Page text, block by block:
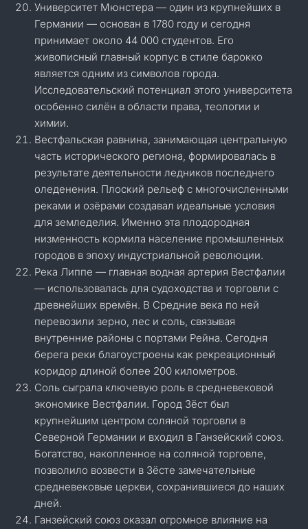
Университет Мюнстера — один из крупнейших в
Германии — основан в 1780 году и сегодня
принимает около 44 000 студентов. Его
живописный главный корпус в стиле барокко
является одним из символов города.
Исследовательский потенциал этого университета
особенно силён в области права, теологии и
химии.
Вестфальская равнина, занимающая центральную
часть исторического региона, формировалась в
результате деятельности ледников последнего
оледенения. Плоский рельеф с многочисленными
реками и озёрами создавал идеальные условия
для земледелия. Именно эта плодородная
низменность кормила население промышленных
городов в эпоху индустриальной революции.
Река Липпе — главная водная артерия Вестфалии
— использовалась для судоходства и торговли с
древнейших времён. В Средние века по ней
перевозили зерно, лес и соль, связывая
внутренние районы с портами Рейна. Сегодня
берега реки благоустроены как рекреационный
коридор длиной более 200 километров.
Соль сыграла ключевую роль в средневековой
экономике Вестфалии. Город Зёст был
крупнейшим центром соляной торговли в
Северной Германии и входил в Ганзейский союз.
Богатство, накопленное на соляной торговле,
позволило возвести в Зёсте замечательные
средневековые церкви, сохранившиеся до наших
дней.
Ганзейский союз оказал огромное влияние на